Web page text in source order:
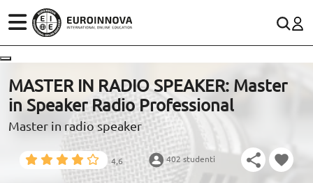
SETTORI
STUDI
SCOPRI EUROINNOVA
CONTACTO
WhatsApp
Rete fissa:900 831 200
MASTER IN RADIO SPEAKER: Master
in Speaker Radio Professional
Master in radio speaker
4,6 402 studenti